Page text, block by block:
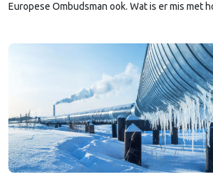
Europese Ombudsman ook. Wat is er mis met